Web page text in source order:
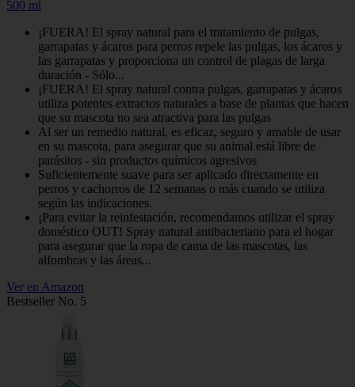
500 ml
¡FUERA! El spray natural para el tratamiento de pulgas,
garrapatas y ácaros para perros repele las pulgas, los ácaros y
las garrapatas y proporciona un control de plagas de larga
duración - Sólo...
¡FUERA! El spray natural contra pulgas, garrapatas y ácaros
utiliza potentes extractos naturales a base de plantas que hacen
que su mascota no sea atractiva para las pulgas
Al ser un remedio natural, es eficaz, seguro y amable de usar
en su mascota, para asegurar que su animal está libre de
parásitos - sin productos químicos agresivos
Suficientemente suave para ser aplicado directamente en
perros y cachorros de 12 semanas o más cuando se utiliza
según las indicaciones.
¡Para evitar la reinfestación, recomendamos utilizar el spray
doméstico OUT! Spray natural antibacteriano para el hogar
para asegurar que la ropa de cama de las mascotas, las
alfombras y las áreas...
Ver en Amazon
Bestseller No. 5